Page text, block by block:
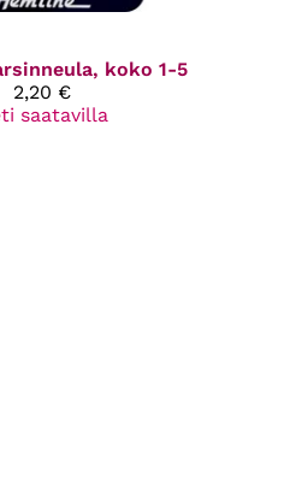
koko 1-5
2,20 €
saatavilla